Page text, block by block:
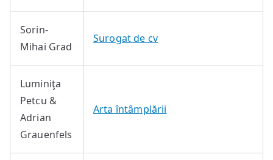
Sorin-
Mihai Grad
Surogat de cv
Luminiţa
Petcu &
Adrian
Grauenfels
Arta întâmplării